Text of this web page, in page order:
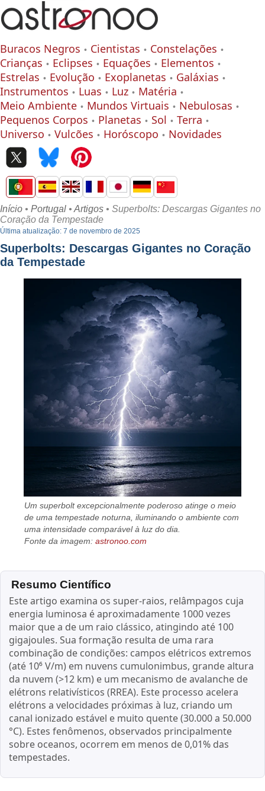
Buracos Negros Cientistas
Constelações
Crianças
Eclipses Equações
Elementos
Estrelas
Evolução Exoplanetas
Galáxias
Instrumentos
Luas Luz
Matéria
Meio Ambiente
Mundos Virtuais
Nebulosas
Pequenos Corpos
Planetas Sol
Terra
Universo
Vulcões Horóscopo Novidades
Início • Portugal • Artigos • Superbolts: Descargas Gigantes no
Coração da Tempestade
Última atualização: 7 de novembro de 2025
Superbolts: Descargas Gigantes no Coração
da Tempestade
Um superbolt excepcionalmente poderoso atinge o meio
de uma tempestade noturna, iluminando o ambiente com
uma intensidade comparável à luz do dia.
Fonte da imagem:astronoo.com
Resumo Científico
Este artigo examina os super-raios, relâmpagos cuja
energia luminosa é aproximadamente 1000 vezes
maior que a de um raio clássico, atingindo até 100
gigajoules. Sua formação resulta de uma rara
combinação de condições: campos elétricos extremos
(até 10⁶ V/m) em nuvens cumulonimbus, grande altura
da nuvem (>12 km) e um mecanismo de avalanche de
elétrons relativísticos (RREA). Este processo acelera
elétrons a velocidades próximas à luz, criando um
canal ionizado estável e muito quente (30.000 a 50.000
°C). Estes fenômenos, observados principalmente
sobre oceanos, ocorrem em menos de 0,01% das
tempestades.